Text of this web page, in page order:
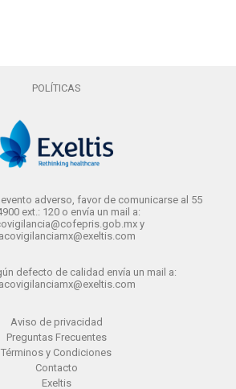
POLÍTICAS
Aviso de privacidad
Preguntas Frecuentes
Términos y Condiciones
Contacto
Exeltis
adverso, favor de comunicarse al 55
ext.: 120 o envía un mail a:
y
defecto de calidad envía un mail a: